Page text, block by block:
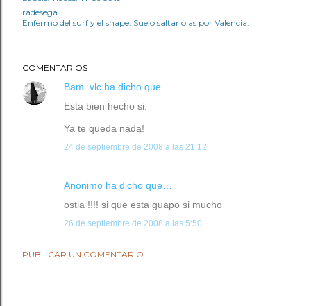
radesega
Enfermo del surf y el shape. Suelo saltar olas por Valencia.
COMENTARIOS
Bam_vlc ha dicho que…
Esta bien hecho si.
Ya te queda nada!
24 de septiembre de 2008 a las 21:12
Anónimo ha dicho que…
ostia !!!! si que esta guapo si mucho
26 de septiembre de 2008 a las 5:50
PUBLICAR UN COMENTARIO